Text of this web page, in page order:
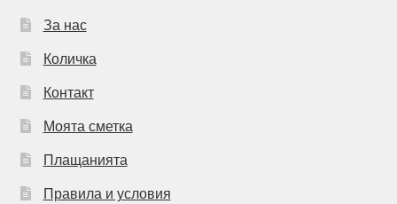
За нас
Количка
Контакт
Моята сметка
Плащанията
Правила и условия